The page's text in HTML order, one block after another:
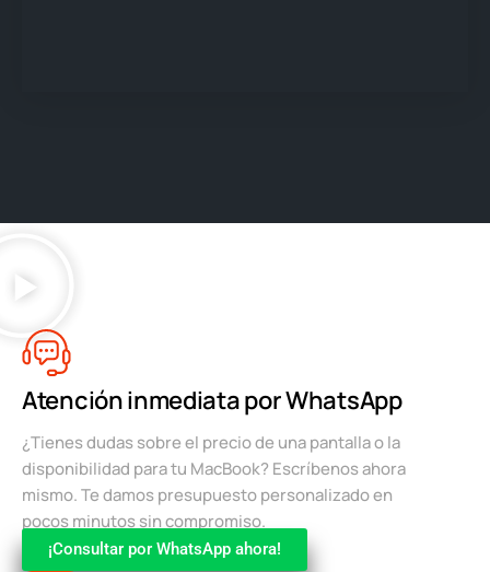
Atención inmediata por WhatsApp
¿Tienes dudas sobre el precio de una pantalla o la
disponibilidad para tu MacBook? Escríbenos ahora
mismo. Te damos presupuesto personalizado en
pocos minutos sin compromiso.
¡Consultar por WhatsApp ahora!